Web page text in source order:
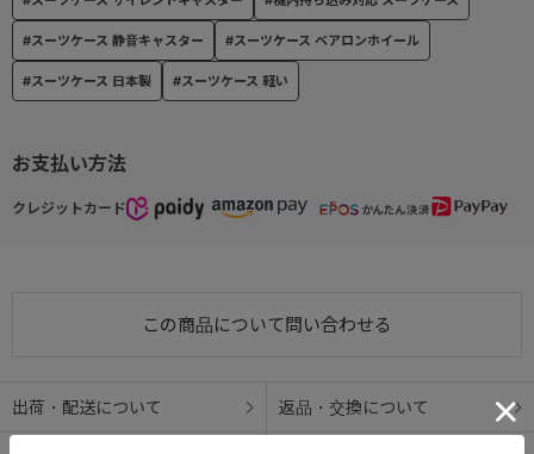
● サイドハンドル
上げ下ろし時に便利なサイドハンドル。
● マジックストップ
● ベアロンホイール
● サイレントキャスター
お支払い方法
クレジットカード
この商品について問い合わせる
出荷・配送について 返品・交換について
#スーツケース 静音キャスター #スーツケース ベアロンホイール
#スーツケース 日本製 #スーツケース 軽い